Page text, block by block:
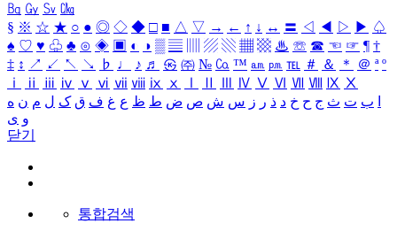
㏃ ㏉ ㏜ ㏆
§ ※ ☆ ★ ○ ● ◎ ◇ ◆ □ ■ △ ▽ → ← ↑ ↓ ↔ 〓 ◁ ◀ ▷ ▶ ♤
♠ ♡ ♥ ♧ ♣ ⊙ ◈ ▣ ◐ ◑ ▒ ▤ ▨ ▧ ▦ ▩ ♨ ☏ ☎ ☜ ☞ ¶ †
‡ ↕ ↗ ↙ ↖ ↘ ♭ ♩ ♪ ♬ ㉿ ㈜ № ㏇ ™ ㏂ ㏘ ℡ ＃ ＆ ＊ ＠ ª º
ⅰ
ⅱ ⅲ ⅳ ⅴ ⅵ ⅶ ⅷ ⅸ ⅹ Ⅳ Ⅴ Ⅵ Ⅶ Ⅷ Ⅸ Ⅹ
ب ت ث ج ح خ د ذ ر ز س ش ص ض ط ظ ع غ ف ق ک ل م ن ه
و ی
닫기
통합검색